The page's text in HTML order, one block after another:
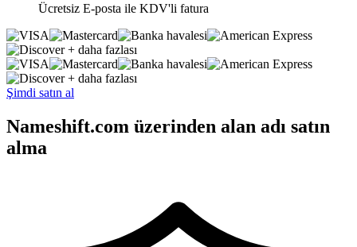
Ücretsiz E-posta ile KDV'li fatura
+ daha fazlası
+ daha fazlası
Şimdi satın al
Nameshift.com üzerinden alan adı satın
alma